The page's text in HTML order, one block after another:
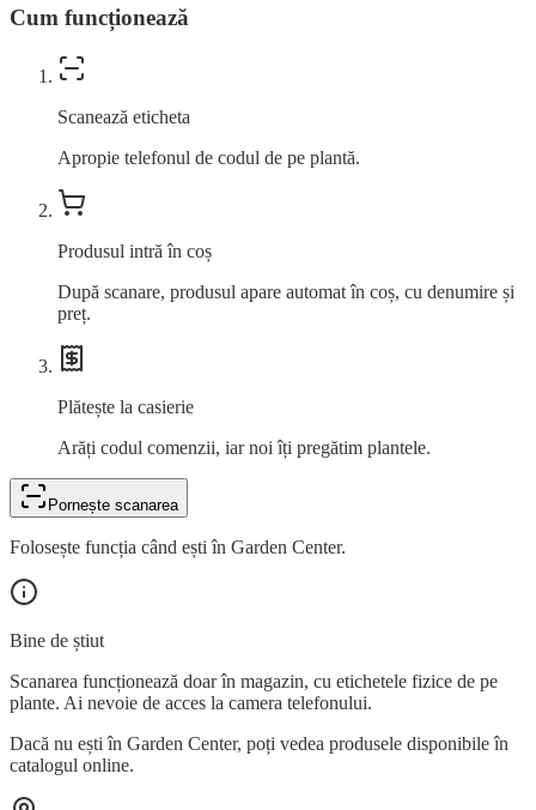
Cum funcționează
Scanează eticheta
Apropie telefonul de codul de pe plantă.
Produsul intră în coș
După scanare, produsul apare automat în coș, cu denumire și
preț.
Plătește la casierie
Arăți codul comenzii, iar noi îți pregătim plantele.
Pornește scanarea
Folosește funcția când ești în Garden Center.
Bine de știut
Scanarea funcționează doar în magazin, cu etichetele fizice de pe
plante. Ai nevoie de acces la camera telefonului.
Dacă nu ești în Garden Center, poți vedea produsele disponibile în
catalogul online.